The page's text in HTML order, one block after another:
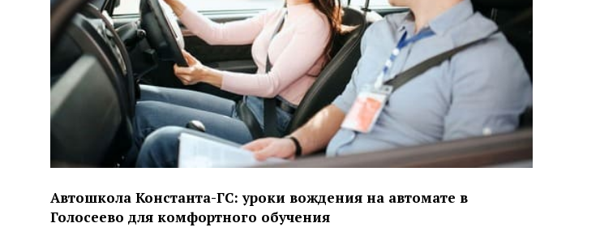
Автошкола Константа-ГС: уроки вождения на автомате в
Голосеево для комфортного обучения